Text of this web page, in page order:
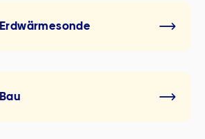
Erdwärmesonde
Bau